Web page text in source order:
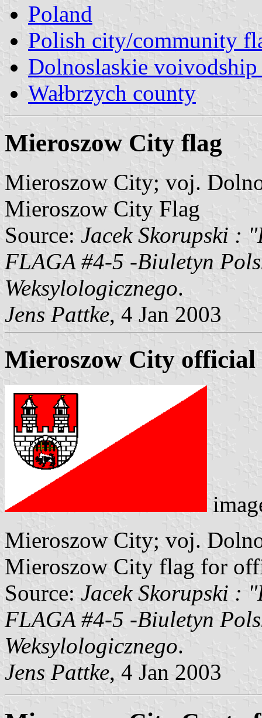
Poland
Polish city/community
Dolnoslaskie
Wałbrzych county
Mieroszow City flag
Mieroszow City; voj.
Mieroszow City Flag
Source: Jacek Skorupski :
FLAGA #4-5 -Biuletyn
Weksylologicznego.
Jens Pattke, 4 Jan 2003
Mieroszow City official
Mieroszow City; voj.
Mieroszow City flag for
Source: Jacek Skorupski :
FLAGA #4-5 -Biuletyn
Weksylologicznego.
Jens Pattke, 4 Jan 2003